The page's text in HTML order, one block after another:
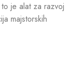
je alat za razvoj
majstorskih